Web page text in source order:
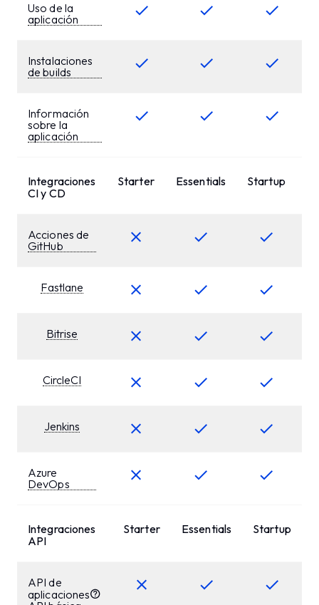
Uso de la
aplicación
Instalaciones
de builds
Información
sobre la
aplicación
Integraciones
CI y CD
Starter Essentials Startup
Acciones de
GitHub
Fastlane
Bitrise
CircleCI
Jenkins
Azure
DevOps
Integraciones
API
Starter Essentials Startup
API de
aplicaciones